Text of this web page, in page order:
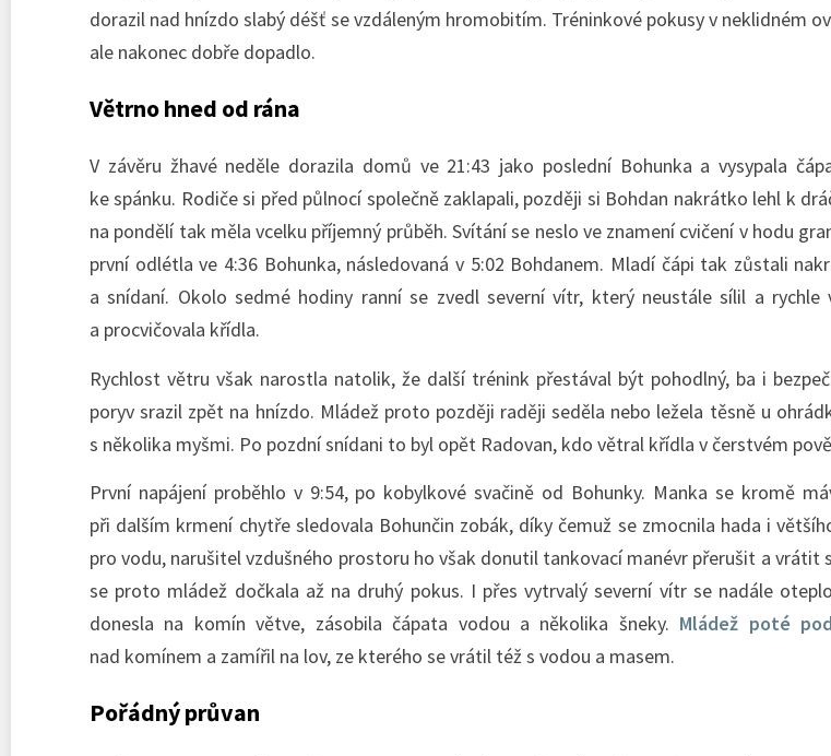
dorazil nad hnízdo slabý déšť se vzdáleným hromobitím. Tréninkové pokusy v neklidném
ale nakonec dobře dopadlo.
Větrno hned od rána
V závěru žhavé neděle dorazila domů ve 21:43 jako poslední Bohunka a vysypala
ke spánku. Rodiče si před půlnocí společně zaklapali, později si Bohdan nakrátko lehl k
na pondělí tak měla vcelku příjemný průběh. Svítání se neslo ve znamení cvičení v hodu
první odlétla ve 4:36 Bohunka, následovaná v 5:02 Bohdanem. Mladí čápi tak zůstali
a snídaní. Okolo sedmé hodiny ranní se zvedl severní vítr, který neustále sílil a
a procvičovala křídla.
Rychlost větru však narostla natolik, že další trénink přestával být pohodlný, ba i
poryv srazil zpět na hnízdo. Mládež proto později raději seděla nebo ležela těsně u
s několika myšmi. Po pozdní snídani to byl opět Radovan, kdo větral křídla v čerstvém
První napájení proběhlo v 9:54, po kobylkové svačině od Bohunky. Manka se kromě
při dalším krmení chytře sledovala Bohunčin zobák, díky čemuž se zmocnila hada i
pro vodu, narušitel vzdušného prostoru ho však donutil tankovací manévr přerušit a vrátit
se proto mládež dočkala až na druhý pokus. I přes vytrvalý severní vítr se nadále
donesla na komín větve, zásobila čápata vodou a několika šneky. Mládež poté
nad komínem a zamířil na lov, ze kterého se vrátil též s vodou a masem.
Pořádný průvan